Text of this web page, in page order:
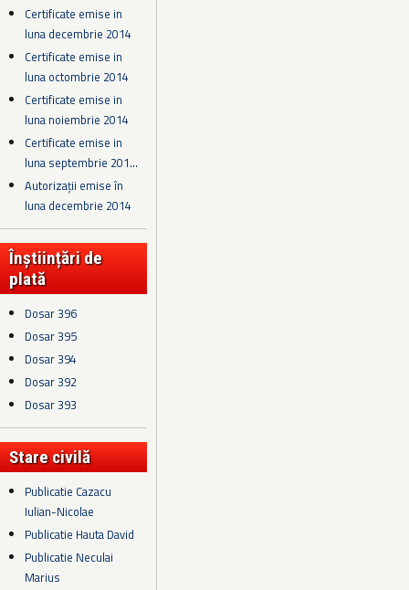
Certificate emise in
luna decembrie 2014
Certificate emise in
luna octombrie 2014
Certificate emise in
luna noiembrie 2014
Certificate emise in
luna septembrie 201...
Autorizații emise în
luna decembrie 2014
Înștiințări de
plată
Dosar 396
Dosar 395
Dosar 394
Dosar 392
Dosar 393
Stare civilă
Publicatie Cazacu
Iulian-Nicolae
Publicatie Hauta David
Publicatie Neculai
Marius